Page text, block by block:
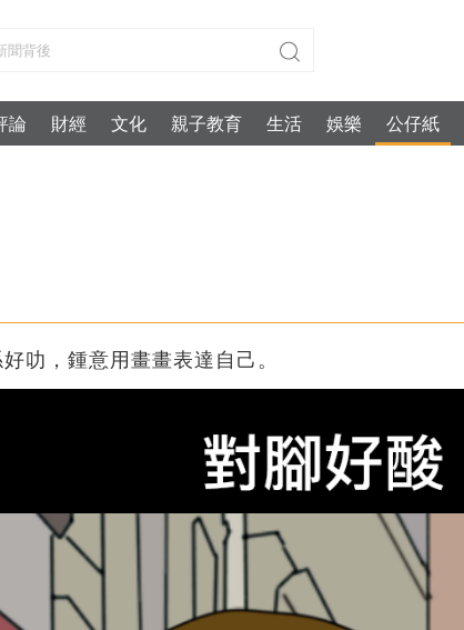
論 財經 文化 親子教育 生活 娛樂 公仔紙
叻，鍾意用畫畫表達自己。